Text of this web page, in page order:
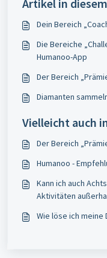
Artikel in
​Dein Bereich
Die Bereiche
Humanoo-App
​Der Bereich
​Diamanten
Vielleicht auch
​Der Bereich
Humanoo -
​Kann ich auch
Aktivitäten
Wie löse ich meine